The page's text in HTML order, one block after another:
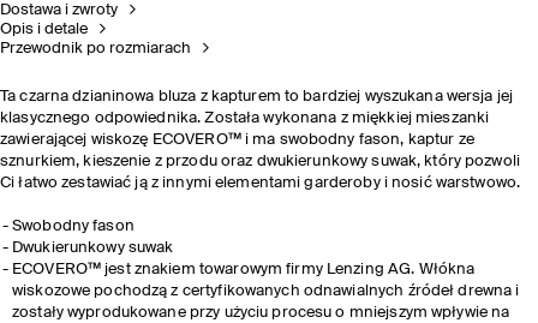
Dostawa i zwroty
Opis i detale
Przewodnik po rozmiarach
Ta czarna dzianinowa bluza z kapturem to bardziej wyszukana wersja jej
klasycznego odpowiednika. Została wykonana z miękkiej mieszanki
zawierającej wiskozę ECOVERO™ i ma swobodny fason, kaptur ze
sznurkiem, kieszenie z przodu oraz dwukierunkowy suwak, który pozwoli
Ci łatwo zestawiać ją z innymi elementami garderoby i nosić warstwowo.
Swobodny fason
Dwukierunkowy suwak
ECOVERO™ jest znakiem towarowym firmy Lenzing AG. Włókna
wiskozowe pochodzą z certyfikowanych odnawialnych źródeł drewna i
zostały wyprodukowane przy użyciu procesu o mniejszym wpływie na